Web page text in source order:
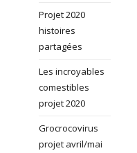
Projet 2020
histoires
partagées
Les incroyables
comestibles
projet 2020
Grocrocovirus
projet avril/mai